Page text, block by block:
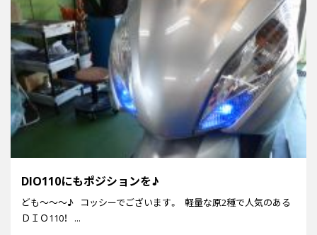
DIO110にもポジションを♪
ども～～～♪ コッシーでございます。 軽量な原2種で人気のある
ＤＩＯ110！ ...